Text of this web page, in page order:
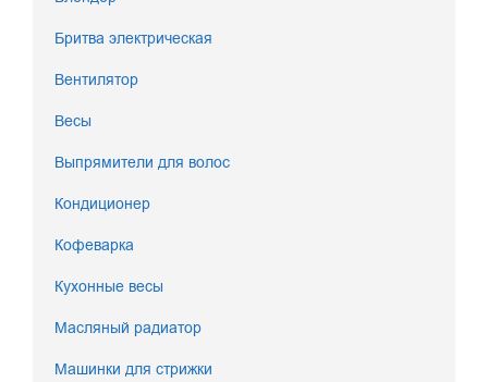
Бритва электрическая
Вентилятор
Весы
Выпрямители для волос
Кондиционер
Кофеварка
Кухонные весы
Масляный радиатор
Машинки для стрижки